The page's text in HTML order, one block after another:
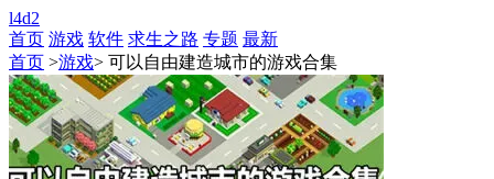
l4d2
首页 游戏 软件 求生之路 专题 最新
首页 >游戏> 可以自由建造城市的游戏合集